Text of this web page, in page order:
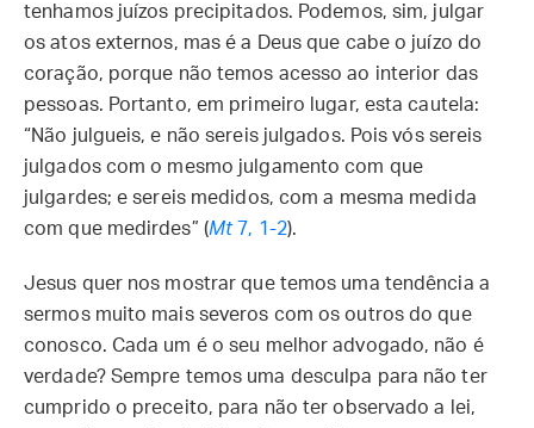
tenhamos juízos precipitados. Podemos, sim, julgar
os atos externos, mas é a Deus que cabe o juízo do
coração, porque não temos acesso ao interior das
pessoas. Portanto, em primeiro lugar, esta cautela:
“Não julgueis, e não sereis julgados. Pois vós sereis
julgados com o mesmo julgamento com que
julgardes; e sereis medidos, com a mesma medida
com que medirdes” (Mt7, 1-2).
Jesus quer nos mostrar que temos uma tendência a
sermos muito mais severos com os outros do que
conosco. Cada um é o seu melhor advogado, não é
verdade? Sempre temos uma desculpa para não ter
cumprido o preceito, para não ter observado a lei,